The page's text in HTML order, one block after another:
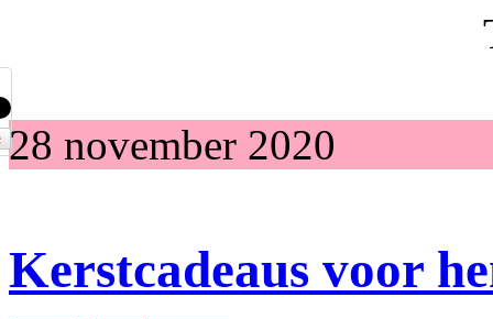
28 november 2020
Kerstcadeaus voor